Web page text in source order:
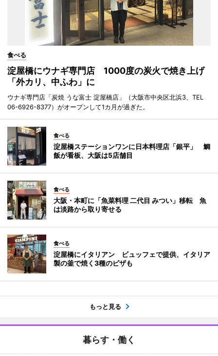
食べる
淀屋橋にウナギ専門店 1000度の炭火で焼き上げ
「外カリ、中ふわ」に
ウナギ専門店「炭焼 うな富士 淀屋橋店」（大阪市中央区北浜3、TEL
06-6926-8377）がオープンして1カ月が過ぎた。
食べる
淀屋橋ステーションワンに日本料理店「銀平」 鯛
飯が看板、大阪は5店舗目
食べる
大阪・本町に「魚菜料理 二代目 みつい」移転 魚
は淡路から取り寄せる
食べる
淀屋橋にイタリアン ビュッフェで提供、イタリア
製の釜で焼く3種のピザも
もっと見る
暮らす・働く